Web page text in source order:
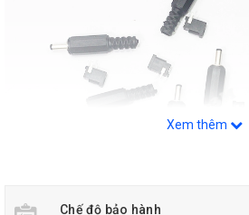
Xem thêm
Chế độ bảo hành